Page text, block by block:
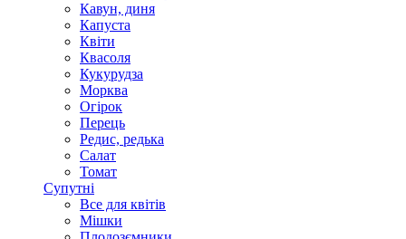
Кавун, диня
Капуста
Квіти
Квасоля
Кукурудза
Морква
Огірок
Перець
Редис, редька
Салат
Томат
Супутні
Все для квітів
Мішки